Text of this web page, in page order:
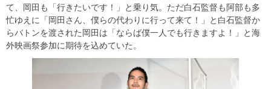
て、岡田も「行きたいです！」と乗り気。ただ白石監督も阿部も多
忙ゆえに「岡田さん、僕らの代わりに行って来て！」と白石監督か
らバトンを渡された岡田は「ならば僕一人でも行きますよ！」と海
外映画祭参加に期待を込めていた。